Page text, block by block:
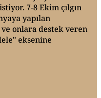
7-8 Ekim çılgın
yapılan
onlara destek veren
eksenine